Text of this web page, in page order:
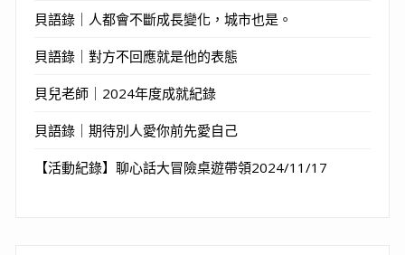
貝語錄｜人都會不斷成長變化，城市也是。
貝語錄｜對方不回應就是他的表態
貝兒老師｜2024年度成就紀錄
貝語錄｜期待別人愛你前先愛自己
【活動紀錄】聊心話大冒險桌遊帶領2024/11/17